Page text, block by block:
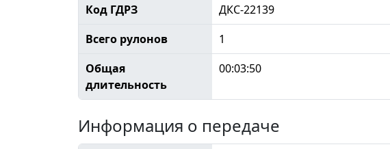
Код ГДРЗ
ДКС-22139
Всего рулонов
1
Общая
длительность
00:03:50
Информация о передаче